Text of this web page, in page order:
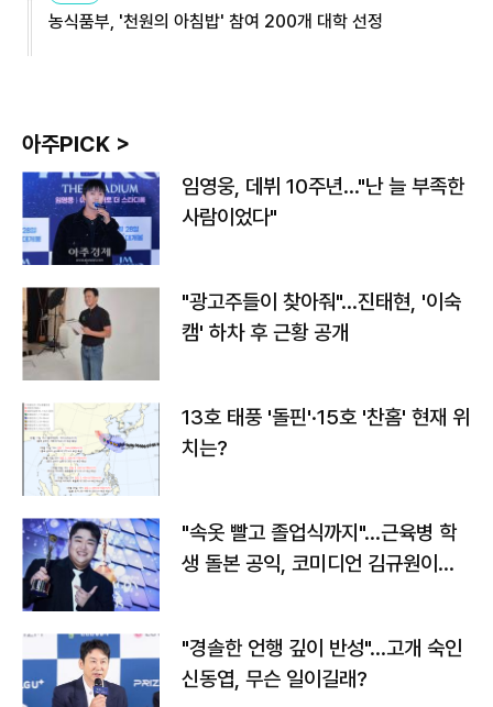
농식품부, '천원의 아침밥' 참여 200개 대학 선정
아주PICK >
임영웅, 데뷔 10주년…"난 늘 부족한
사람이었다"
"광고주들이 찾아줘"…진태현, '이숙
캠' 하차 후 근황 공개
13호 태풍 '돌핀'·15호 '찬홈' 현재 위
치는?
"속옷 빨고 졸업식까지"…근육병 학
생 돌본 공익, 코미디언 김규원이었
"경솔한 언행 깊이 반성"…고개 숙인
신동엽, 무슨 일이길래?